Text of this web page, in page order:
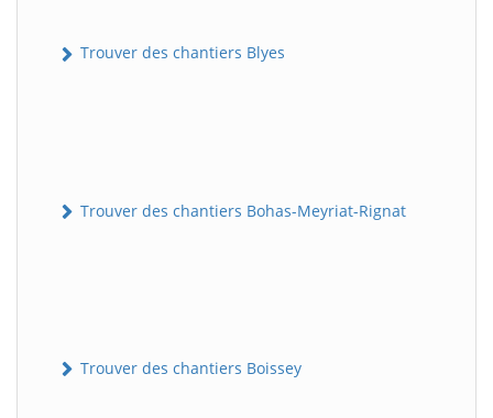
Trouver des chantiers Blyes
Trouver des chantiers Bohas-Meyriat-Rignat
Trouver des chantiers Boissey